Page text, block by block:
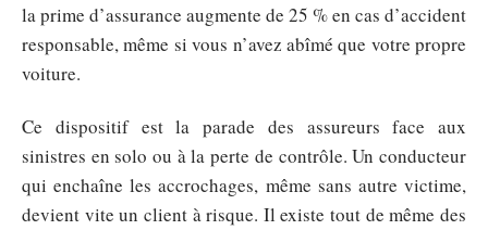
la prime d’assurance augmente de 25 % en cas d’accident
responsable, même si vous n’avez abîmé que votre propre
voiture.
Ce dispositif est la parade des assureurs face aux
sinistres en solo ou à la perte de contrôle. Un conducteur
qui enchaîne les accrochages, même sans autre victime,
devient vite un client à risque. Il existe tout de même des